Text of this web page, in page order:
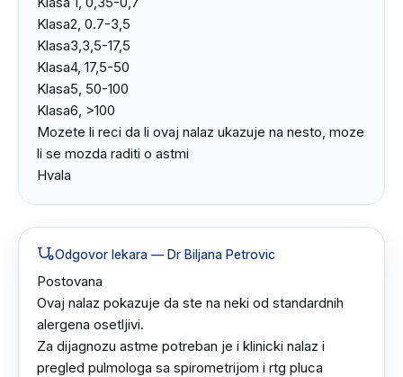
Klasa2, 0.7-3,5
Klasa3,3,5-17,5
Klasa4, 17,5-50
Klasa5, 50-100
Klasa6, >100
Mozete li reci da li ovaj nalaz ukazuje na nesto, moze
li se mozda raditi o astmi
Hvala
Odgovor lekara — Dr Biljana Petrovic
Postovana
Ovaj nalaz pokazuje da ste na neki od standardnih
alergena osetljivi.
Za dijagnozu astme potreban je i klinicki nalaz i
pregled pulmologa sa spirometrijom i rtg pluca